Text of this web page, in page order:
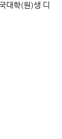
대학(원)생 디